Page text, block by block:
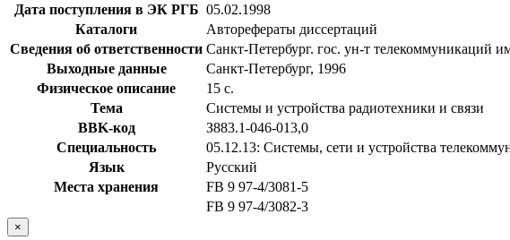
Дата поступления в ЭК РГБ 05.02.1998
Каталоги
Авторефераты диссертаций
Сведения об ответственности Санкт-Петербург. гос. ун-т телекоммуникаций
Выходные данные
Санкт-Петербург, 1996
Физическое описание
15 с.
Тема
Системы и устройства радиотехники и связи
BBK-код
З883.1-046-013,0
Специальность
05.12.13: Системы, сети и устройства
Язык
Русский
Места хранения
FB 9 97-4/3081-5
FB 9 97-4/3082-3
×